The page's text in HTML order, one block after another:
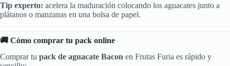
Tip experto: acelera la maduración colocando los aguacates junto a
plátanos o manzanas en una bolsa de papel.
🚚 Cómo comprar tu pack online
Comprar tu pack de aguacate Bacon en Frutas Furia es rápido y